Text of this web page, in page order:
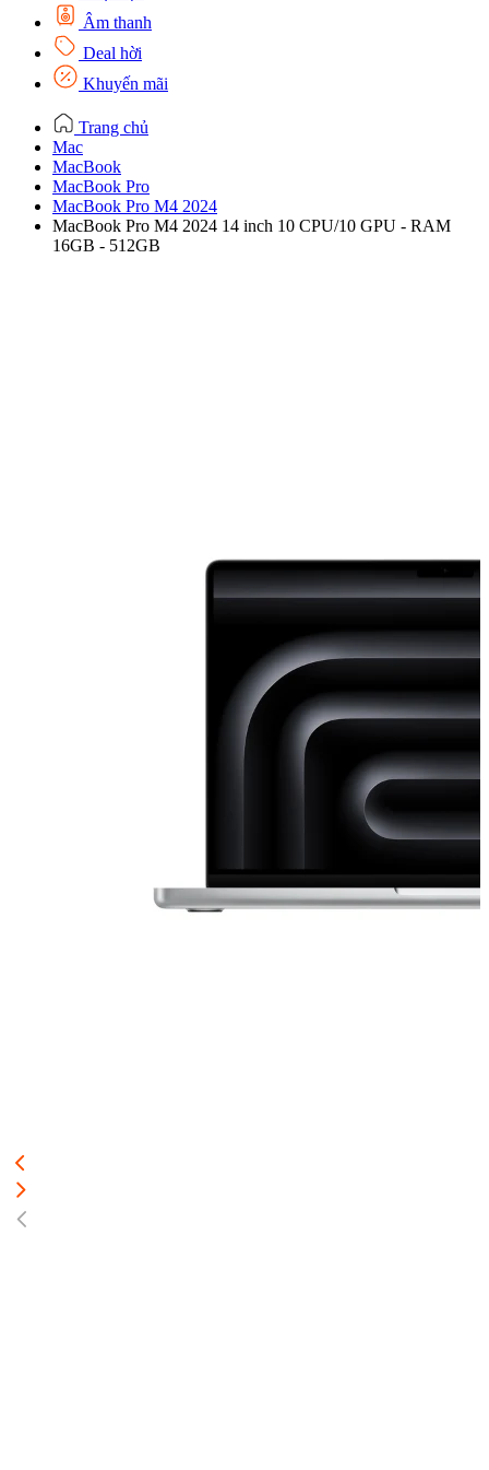
Âm thanh
Deal hời
Khuyến mãi
Trang chủ
Mac
MacBook
MacBook Pro
MacBook Pro M4 2024
MacBook Pro M4 2024 14 inch 10 CPU/10 GPU - RAM
16GB - 512GB